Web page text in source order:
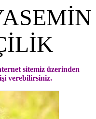
sitemiz üzerinden
verebilirsiniz.